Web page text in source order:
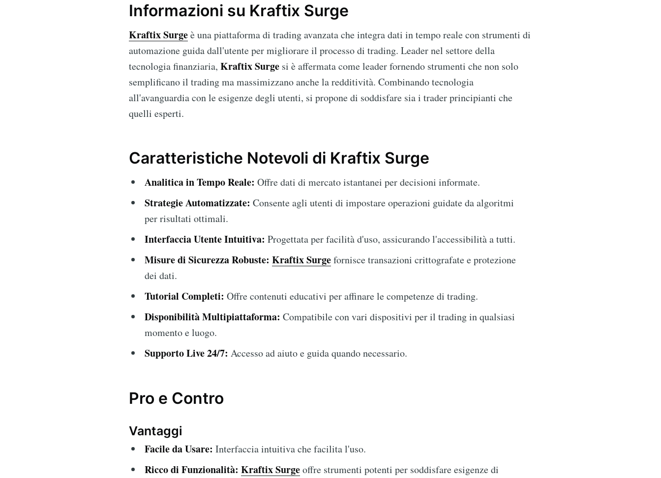
Informazioni su Kraftix Surge
Kraftix Surgeè una piattaforma di trading avanzata che integra dati in tempo reale con strumenti di
automazione guida dall'utente per migliorare il processo di trading. Leader nel settore della
tecnologia finanziaria, Kraftix Surge si è affermata come leader fornendo strumenti che non solo
semplificano il trading ma massimizzano anche la redditività. Combinando tecnologia
all'avanguardia con le esigenze degli utenti, si propone di soddisfare sia i trader principianti che
quelli esperti.
Caratteristiche Notevoli di Kraftix Surge
Analitica in Tempo Reale: Offre dati di mercato istantanei per decisioni informate.
Strategie Automatizzate: Consente agli utenti di impostare operazioni guidate da algoritmi
per risultati ottimali.
Interfaccia Utente Intuitiva: Progettata per facilità d'uso, assicurando l'accessibilità a tutti.
Misure di Sicurezza Robuste: Kraftix Surgefornisce transazioni crittografate e protezione
dei dati.
Tutorial Completi: Offre contenuti educativi per affinare le competenze di trading.
Disponibilità Multipiattaforma: Compatibile con vari dispositivi per il trading in qualsiasi
momento e luogo.
Supporto Live 24/7: Accesso ad aiuto e guida quando necessario.
Pro e Contro
Vantaggi
Facile da Usare: Interfaccia intuitiva che facilita l'uso.
Ricco di Funzionalità: Kraftix Surgeoffre strumenti potenti per soddisfare esigenze di